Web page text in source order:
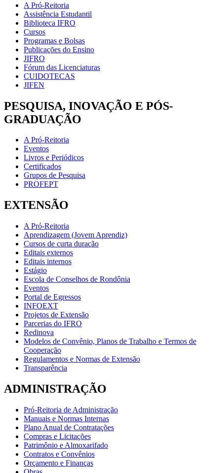
A Pró-Reitoria
Assistência Estudantil
Biblioteca IFRO
Cursos
Programas e Bolsas
Publicações do Ensino
JIFRO
Fórum das Licenciaturas
CUIDOTECAS
JIFEN
PESQUISA, INOVAÇÃO E PÓS-
GRADUAÇÃO
A Pró-Reitoria
Eventos
Livros e Periódicos
Certificados
Grupos de Pesquisa
PROFEPT
EXTENSÃO
A Pró-Reitoria
Aprendizagem (Jovem Aprendiz)
Cursos de curta duração
Editais externos
Editais internos
Estágio
Escola de Conselhos de Rondônia
Eventos
Portal de Egressos
INFOEXT
Projetos de Extensão
Parcerias do IFRO
Redinova
Modelos de Convênio, Planos de Trabalho e Termos de
Cooperação
Regulamentos e Normas de Extensão
Transparência
ADMINISTRAÇÃO
Pró-Reitoria de Administração
Manuais e Normas Internas
Plano Anual de Contratações
Compras e Licitações
Patrimônio e Almoxarifado
Contratos e Convênios
Orçamento e Finanças